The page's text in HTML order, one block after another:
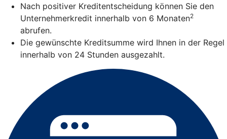
Nach positiver Kreditentscheidung können Sie den
Unternehmerkredit innerhalb von 6 Monaten2
abrufen.
Die gewünschte Kreditsumme wird Ihnen in der Regel
innerhalb von 24 Stunden ausgezahlt.